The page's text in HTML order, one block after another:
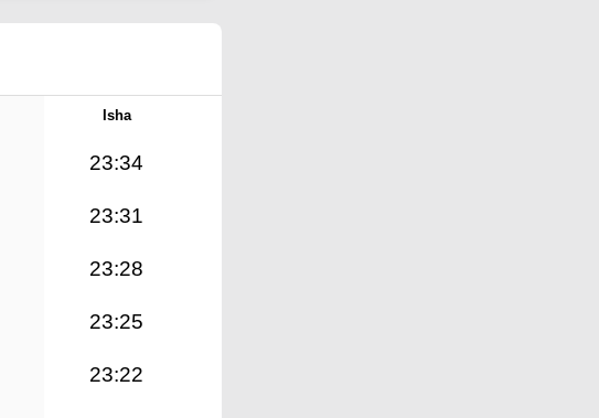
Isha
23:34
23:31
23:28
23:25
23:22